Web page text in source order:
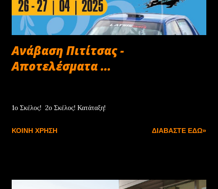
Ανάβαση Πιτίτσας -
Αποτελέσματα ...
1ο Σκέλος! 2ο Σκέλος! Κατάταξη!
ΚΟΙΝΉ ΧΡΉΣΗ ΔΙΑΒΆΣΤΕ ΕΔΏ»